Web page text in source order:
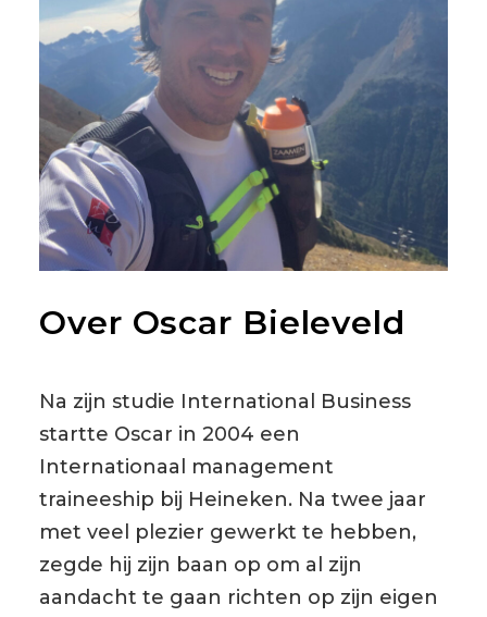
Over Oscar Bieleveld
Na zijn studie International Business
startte Oscar in 2004 een
Internationaal management
traineeship bij Heineken. Na twee jaar
met veel plezier gewerkt te hebben,
zegde hij zijn baan op om al zijn
aandacht te gaan richten op zijn eigen